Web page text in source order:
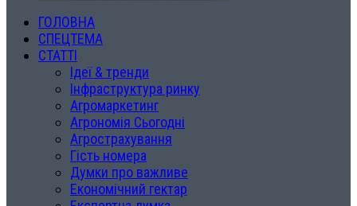
ГОЛОВНА
СПЕЦТЕМА
СТАТТІ
Ідеї & тренди
Інфраструктура ринку
Агромаркетинг
Агрономія Сьогодні
Агрострахування
Гість номера
Думки про важливе
Економічний гектар